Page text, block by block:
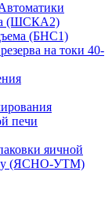
(ШСКА2)
(БНС1)
на токи 40-
печи
яичной
(ЯСНО-УТМ)